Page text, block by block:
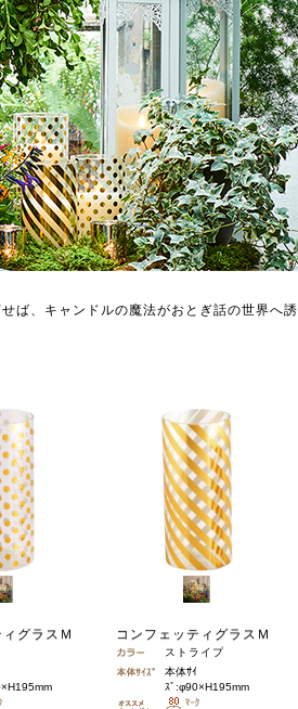
ば、キャンドルの魔法がおとぎ話の世界へ誘
グラスＭ コンフェッティグラスＭ
ストライプ
本体ｻｲ
ｽﾞ:φ90×H195mm